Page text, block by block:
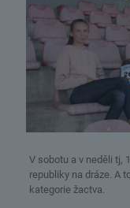
V sobotu a v neděli tj,
republiky na dráze. A
kategorie žactva.